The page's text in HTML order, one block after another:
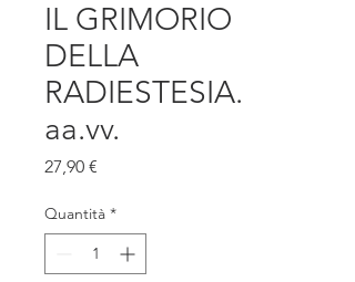
IL GRIMORIO
DELLA
RADIESTESIA.
aa.vv.
27,90 €
Quantità *